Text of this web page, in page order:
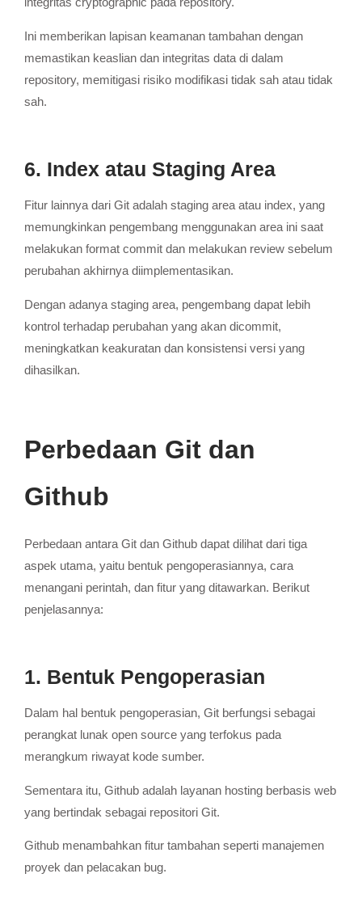
Ini memberikan lapisan keamanan tambahan dengan
memastikan keaslian dan integritas data di dalam
repository, memitigasi risiko modifikasi tidak sah atau tidak
sah.
6. Index atau Staging Area
Fitur lainnya dari Git adalah staging area atau index, yang
memungkinkan pengembang menggunakan area ini saat
melakukan format commit dan melakukan review sebelum
perubahan akhirnya diimplementasikan.
Dengan adanya staging area, pengembang dapat lebih
kontrol terhadap perubahan yang akan dicommit,
meningkatkan keakuratan dan konsistensi versi yang
dihasilkan.
Perbedaan Git dan
Github
Perbedaan antara Git dan Github dapat dilihat dari tiga
aspek utama, yaitu bentuk pengoperasiannya, cara
menangani perintah, dan fitur yang ditawarkan. Berikut
penjelasannya:
1. Bentuk Pengoperasian
Dalam hal bentuk pengoperasian, Git berfungsi sebagai
perangkat lunak open source yang terfokus pada
merangkum riwayat kode sumber.
Sementara itu, Github adalah layanan hosting berbasis web
yang bertindak sebagai repositori Git.
Github menambahkan fitur tambahan seperti manajemen
proyek dan pelacakan bug.